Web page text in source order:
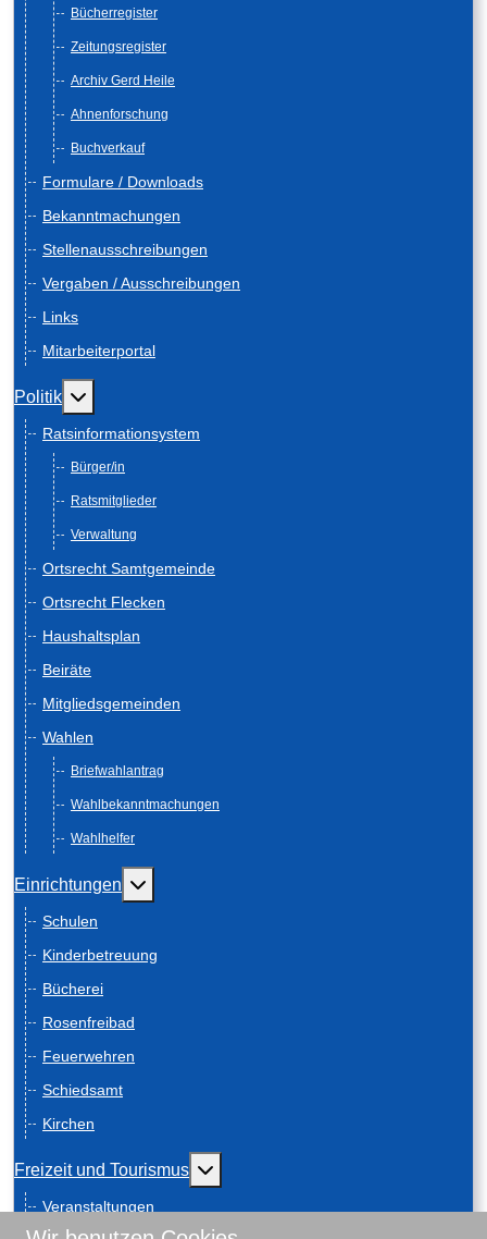
Bücherregister
Zeitungsregister
Archiv Gerd Heile
Ahnenforschung
Buchverkauf
Formulare / Downloads
Bekanntmachungen
Stellenausschreibungen
Vergaben / Ausschreibungen
Links
Mitarbeiterportal
Politik Weitere Informationen: Politik
Ratsinformationsystem
Bürger/in
Ratsmitglieder
Verwaltung
Ortsrecht Samtgemeinde
Ortsrecht Flecken
Haushaltsplan
Beiräte
Mitgliedsgemeinden
Wahlen
Briefwahlantrag
Wahlbekanntmachungen
Wahlhelfer
Einrichtungen Weitere Informationen: Einrichtungen
Schulen
Kinderbetreuung
Bücherei
Rosenfreibad
Feuerwehren
Schiedsamt
Kirchen
Freizeit und Tourismus Weitere Informationen: Freizeit und
Veranstaltungen